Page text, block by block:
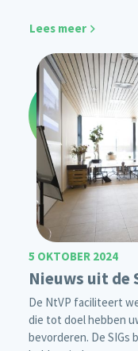
Lees meer
5 OKTOBER 2024
Nieuws uit de
De NtVP faciliteert
die tot doel hebben
bevorderen. De SIGs